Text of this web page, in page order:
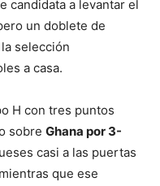
candidata a levantar el
un doblete de
selección
a casa.
H con tres puntos
sobre Ghana por 3-
casi a las puertas
que ese